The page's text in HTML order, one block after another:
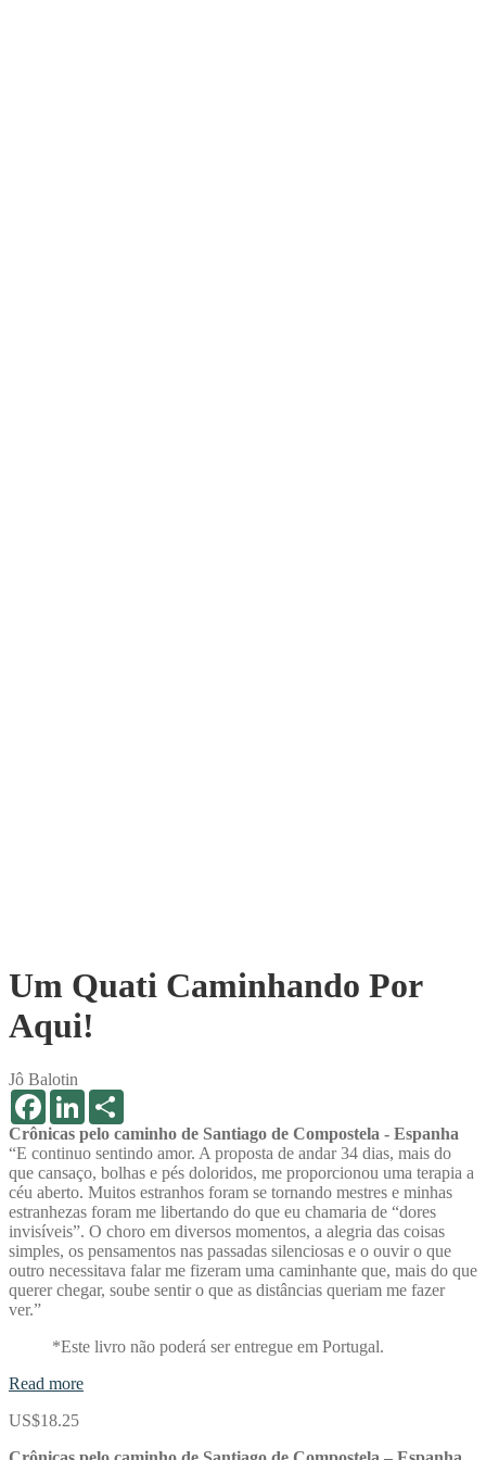
Um Quati Caminhando Por
Aqui!
Jô Balotin
FacebookLinkedIn
Crônicas pelo caminho de Santiago de Compostela - Espanha
“E continuo sentindo amor. A proposta de andar 34 dias, mais do
que cansaço, bolhas e pés doloridos, me proporcionou uma terapia a
céu aberto. Muitos estranhos foram se tornando mestres e minhas
estranhezas foram me libertando do que eu chamaria de “dores
invisíveis”. O choro em diversos momentos, a alegria das coisas
simples, os pensamentos nas passadas silenciosas e o ouvir o que
outro necessitava falar me fizeram uma caminhante que, mais do que
querer chegar, soube sentir o que as distâncias queriam me fazer
ver.”
*Este livro não poderá ser entregue em Portugal.
Read more
US$18.25